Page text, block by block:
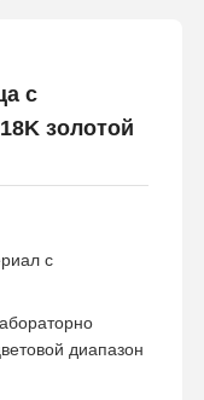
с
золотой
с
диапазон